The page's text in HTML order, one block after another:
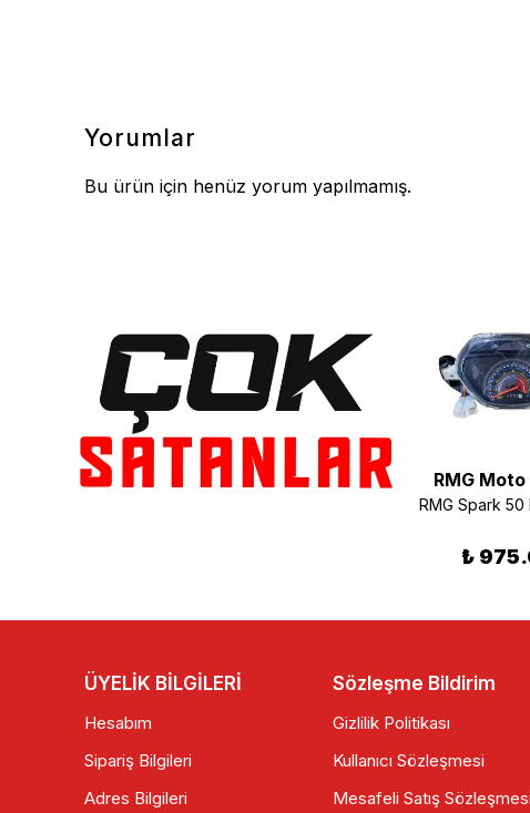
Yorumlar
Bu ürün için henüz yorum yapılmamış.
RMG Moto Gusto RMG Moto Gusto RMG
₺
ÜYELİK BİLGİLERİ
Hesabım
Sipariş Bilgileri
Adres Bilgileri
Sözleşme Bildirim
Gizlilik Politikası
Kullanıcı Sözleşmesi
Mesafeli Satış Sözleşmesi